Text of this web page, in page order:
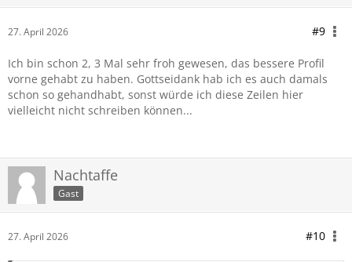
27. April 2026 #9
Ich bin schon 2, 3 Mal sehr froh gewesen, das bessere Profil
vorne gehabt zu haben. Gottseidank hab ich es auch damals
schon so gehandhabt, sonst würde ich diese Zeilen hier
vielleicht nicht schreiben können...
Nachtaffe
Gast
27. April 2026 #10